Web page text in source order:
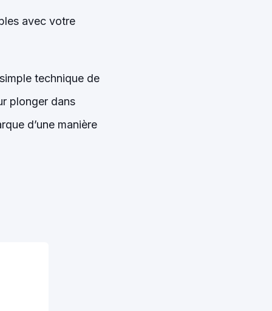
avec votre
technique de
plonger dans
d’une manière